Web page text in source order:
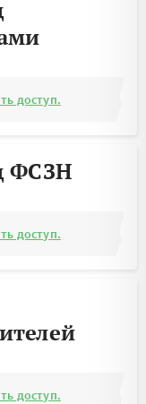
доступ.
ФСЗН
доступ.
доступ.